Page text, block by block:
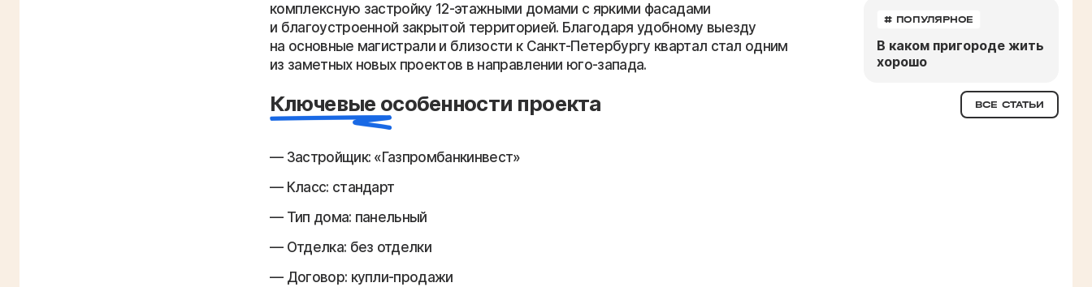
комплексную застройку 12-этажными домами с яркими фасадами
и благоустроенной закрытой территорией. Благодаря удобному выезду
на основные магистрали и близости к Санкт-Петербургу квартал стал одним
из заметных новых проектов в направлении юго-запада.
Ключевые особенности проекта
Застройщик: «Газпромбанкинвест»
Класс: стандарт
Тип дома: панельный
Отделка: без отделки
Договор: купли-продажи
# ПОПУЛЯРНОЕ
В каком пригороде жить
хорошо
ВСЕ СТАТЬИ